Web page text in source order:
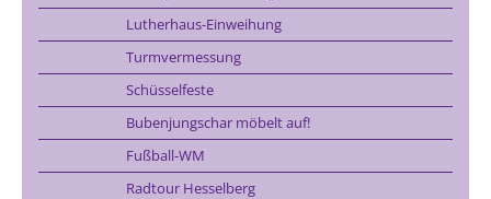
Lutherhaus-Einweihung
Turmvermessung
Schüsselfeste
Bubenjungschar möbelt auf!
Fußball-WM
Radtour Hesselberg